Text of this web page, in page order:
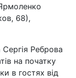
68),
Сергія Реброва
на початку
в гостях від